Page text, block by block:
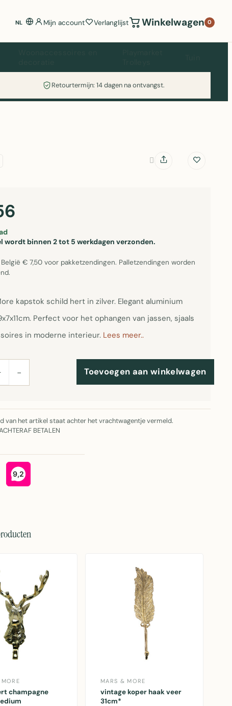
NL Mijn account Verlanglijst Winkelwagen 0
Retourtermijn: 14 dagen na ontvangst.
wordt binnen 2 tot 5 werkdagen verzonden.
€ 7,50 voor pakketzendingen. Palletzendingen worden
kapstok schild hert in zilver. Elegant aluminium
Perfect voor het ophangen van jassen, sjaals
in moderne interieur. Lees meer..
− Toevoegen aan winkelwagen
van het artikel staat achter het vrachtwagentje vermeld.
BETALEN
champagne
MARS & MORE
vintage koper haak veer
31cm*